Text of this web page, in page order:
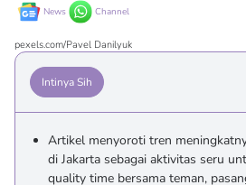
News Channel
pexels.com/Pavel Danilyuk
Intinya Sih
Artikel menyoroti tren
di Jakarta sebagai aktivitas seru
quality time bersama teman,